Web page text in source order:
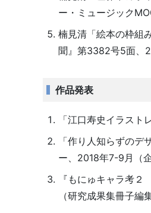
ー・ミュージック
楠見清「絵本の枠組
聞』第3382号5面、
作品発表
「江口寿史イラス
「作り人知らずの
ー、2018年7-9月（
『もにゅキャラ考
（研究成果集冊子編集